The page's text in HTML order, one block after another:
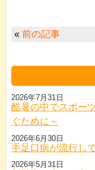
« 前の記事
酷暑の中でスポー
ぐために～
2026年7月31日
手足口病が流行し
2026年6月30日
2026年5月31日